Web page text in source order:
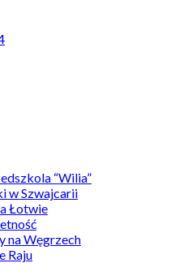
“Wilia”
w Szwajcarii
Łotwie
na Węgrzech
Raju